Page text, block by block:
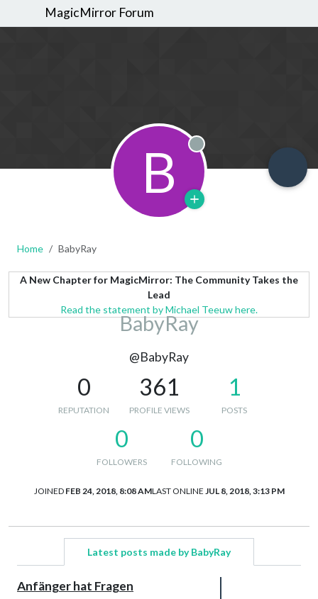
MagicMirror Forum
B Offline
Home BabyRay
A New Chapter for MagicMirror: The Community Takes the
Lead
Read the statement by Michael Teeuw here.
BabyRay
@BabyRay
0
REPUTATION
361
PROFILE VIEWS
1
POSTS
0
FOLLOWERS
0
FOLLOWING
JOINED FEB 24, 2018, 8:08 AMLAST ONLINE JUL 8, 2018, 3:13 PM
Latest posts made by BabyRay
Anfänger hat Fragen